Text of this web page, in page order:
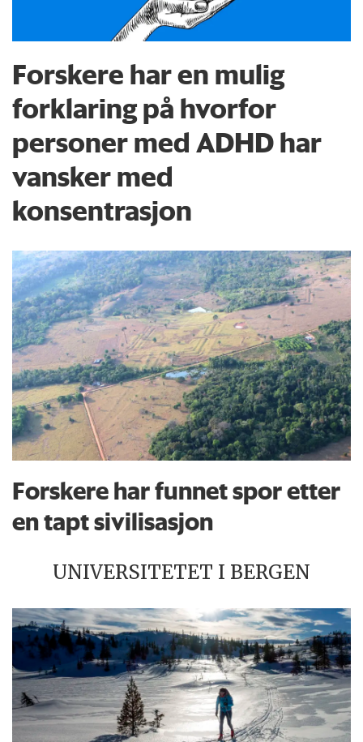
Forskere har en mulig
forklaring på hvorfor
personer med ADHD har
vansker med
konsentrasjon
Forskere har funnet spor etter
en tapt sivilisasjon
UNIVERSITETET I BERGEN